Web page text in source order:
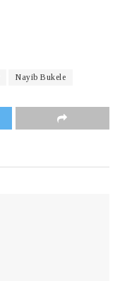
Nayib Bukele